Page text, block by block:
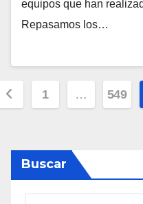
equipos que han
Repasamos los…
1 … 549
Buscar